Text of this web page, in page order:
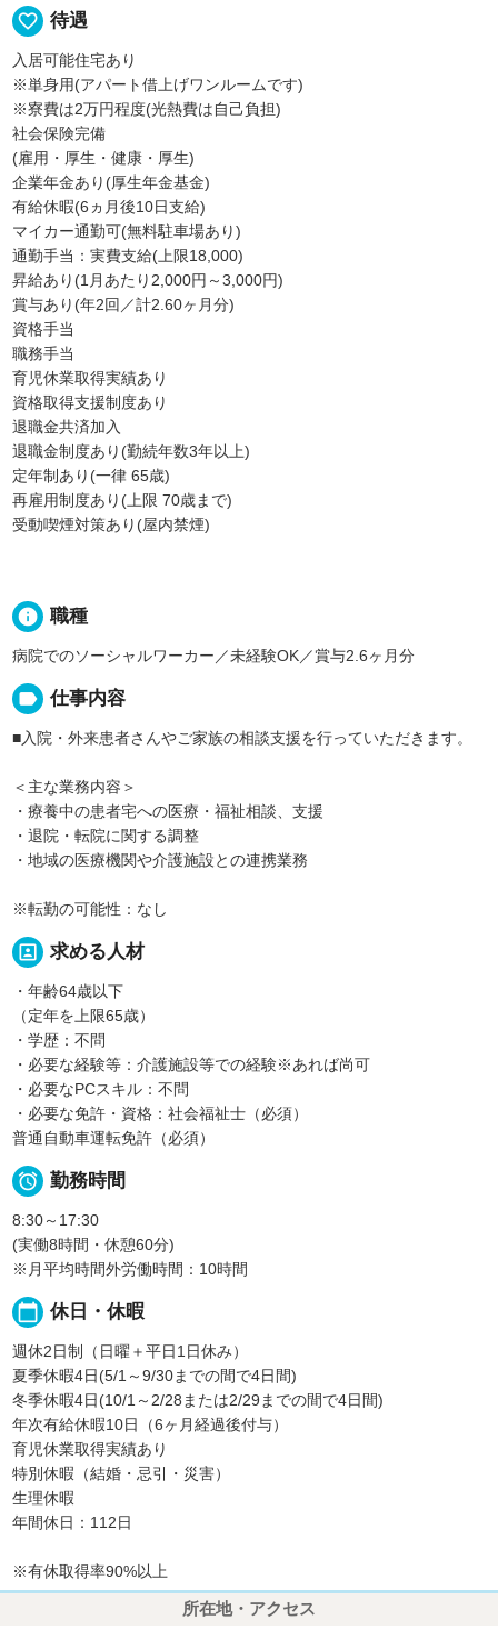
favorite_border 待遇
入居可能住宅あり
※単身用(アパート借上げワンルームです)
※寮費は2万円程度(光熱費は自己負担)
社会保険完備
(雇用・厚生・健康・厚生)
企業年金あり(厚生年金基金)
有給休暇(6ヵ月後10日支給)
マイカー通勤可(無料駐車場あり)
通勤手当：実費支給(上限18,000)
昇給あり(1月あたり2,000円～3,000円)
賞与あり(年2回／計2.60ヶ月分)
資格手当
職務手当
育児休業取得実績あり
資格取得支援制度あり
退職金共済加入
退職金制度あり(勤続年数3年以上)
定年制あり(一律 65歳)
再雇用制度あり(上限 70歳まで)
受動喫煙対策あり(屋内禁煙)
info 職種
病院でのソーシャルワーカー／未経験OK／賞与2.6ヶ月分
label 仕事内容
■入院・外来患者さんやご家族の相談支援を行っていただきます。
＜主な業務内容＞
・療養中の患者宅への医療・福祉相談、支援
・退院・転院に関する調整
・地域の医療機関や介護施設との連携業務
※転勤の可能性：なし
portrait 求める人材
・年齢64歳以下
（定年を上限65歳）
・学歴：不問
・必要な経験等：介護施設等での経験※あれば尚可
・必要なPCスキル：不問
・必要な免許・資格：社会福祉士（必須）
普通自動車運転免許（必須）
 勤務時間
8:30～17:30
(実働8時間・休憩60分)
※月平均時間外労働時間：10時間
calendar_today 休日・休暇
週休2日制（日曜＋平日1日休み）
夏季休暇4日(5/1～9/30までの間で4日間)
冬季休暇4日(10/1～2/28または2/29までの間で4日間)
年次有給休暇10日（6ヶ月経過後付与）
育児休業取得実績あり
特別休暇（結婚・忌引・災害）
生理休暇
年間休日：112日
※有休取得率90%以上
所在地・アクセス